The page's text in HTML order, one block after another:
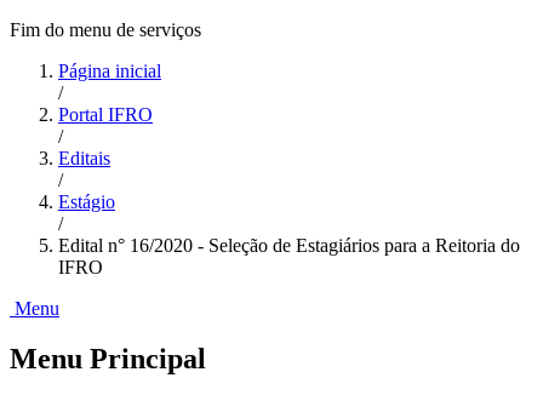
Fim do menu de serviços
Página inicial
/
Portal IFRO
/
Editais
/
Estágio
/
Edital n° 16/2020 - Seleção de Estagiários para a Reitoria do
IFRO
Menu
Menu Principal